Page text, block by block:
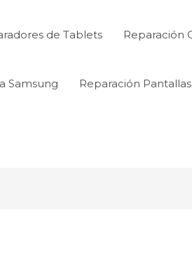
de Tablets Reparación
Samsung Reparación